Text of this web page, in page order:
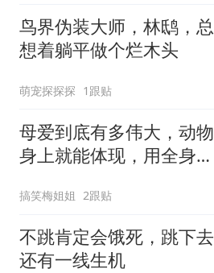
鸟界伪装大师，林鸱，总
想着躺平做个烂木头
萌宠探探探 1跟贴
母爱到底有多伟大，动物
身上就能体现，用全身力
搞笑梅姐姐 2跟贴
不跳肯定会饿死，跳下去
还有一线生机